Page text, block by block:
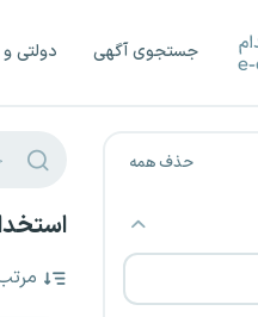
جستجوی آگهی دولتی
حذف همه